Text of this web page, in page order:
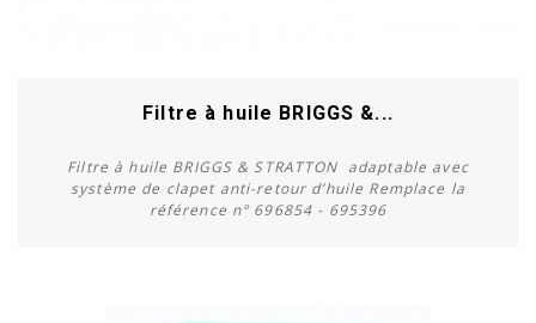
Filtre à huile BRIGGS &...
Filtre à huile BRIGGS & STRATTON adaptable avec
système de clapet anti-retour d’huile Remplace la
référence n° 696854 - 695396